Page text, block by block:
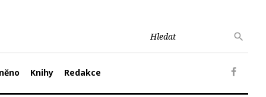
Knihy Redakce